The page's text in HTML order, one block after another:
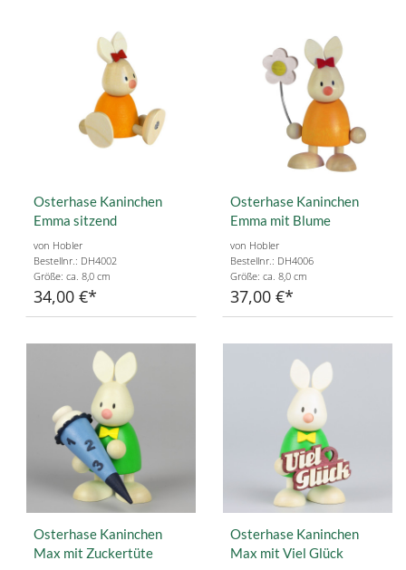
Osterhase Kaninchen
Emma sitzend
von Hobler
Bestellnr.: DH4002
Größe: ca. 8,0 cm
34,00 €
Osterhase Kaninchen
Emma mit Blume
von Hobler
Bestellnr.: DH4006
Größe: ca. 8,0 cm
37,00 €
Osterhase Kaninchen
Max mit Zuckertüte
Osterhase Kaninchen
Max mit Viel Glück